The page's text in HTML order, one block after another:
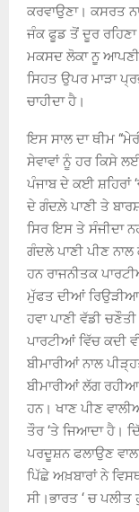
ਕਰਵਾਉਣਾ। ਕਸਰਤ
ਜੰਕ ਫੂਡ ਤੋਂ ਦੂਰ ਰਹਿਣਾ
ਮਕਸਦ ਲੋਕਾ ਨੂ ਆਪਣੀ
ਸਿਹਤ ਉਪਰ ਮਾੜਾ
ਚਾਹੀਦਾ ਹੈ।
ਇਸ ਸਾਲ ਦਾ ਥੀਮ
ਸੇਵਾਵਾਂ ਨੂੰ ਹਰ ਕਿਸੇ
ਪੰਜਾਬ ਦੇ ਕਈ ਸ਼ਹਿਰਾਂ
ਦੇ ਗੰਦਲ਼ੇ ਪਾਣੀ ਤੇ
ਸਿਰ ਇਸ ਤੇ ਸੰਜੀਦਾ
ਗੰਦਲੇ ਪਾਣੀ ਪੀਣ
ਹਨ ਰਾਜਨੀਤਕ
ਮੁੱਫਤ ਦੀਆਂ
ਹਵਾ ਪਾਣੀ ਵੱਡੀ
ਪਾਰਟੀਆਂ ਵਿੱਚ ਕਦੀ
ਬੀਮਾਰੀਆਂ ਨਾਲ
ਬੀਮਾਰੀਆਂ ਲੱਗ
ਹਨ। ਖਾਣ ਪੀਣ
ਤੌਰ ‘ਤੇ ਜਿਆਦਾ ਹੈ।
ਪਰਦੂਸ਼ਨ ਫਲਾਉਣ
ਪਿੱਛੇ ਅਖ਼ਬਾਰਾਂ ਨੇ
ਸੀ।ਭਾਰਤ ‘ ਚ ਪਲੀਤ